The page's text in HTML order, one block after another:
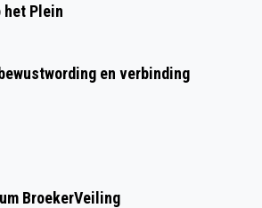
het Plein
en verbinding
BroekerVeiling